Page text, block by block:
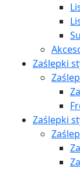
Zaślepki
Zaślepki